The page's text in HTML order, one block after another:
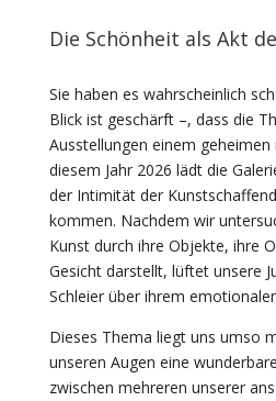
Die Schönheit als Akt
Sie haben es wahrscheinlich
Blick ist geschärft –, dass die
Ausstellungen einem
diesem Jahr 2026 lädt die
der Intimität der
kommen. Nachdem wir
Kunst durch ihre Objekte, ihre
Gesicht darstellt, lüftet unsere
Schleier über ihrem
Dieses Thema liegt uns umso
unseren Augen eine
zwischen mehreren unserer